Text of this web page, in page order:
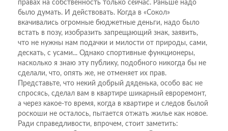
правах на собственность только сейчас. Раньше надо
было думать. И действовать. Когда в «Сокол»
вкачивались огромные бюджетные деньги, надо было
встать в позу, изобразить запрещающий знак, заявить,
что не нужны нам подачки и милости от природы, сами,
дескать, с усами... Однако спортивные функционеры,
насколько я знаю эту публику, подобного никогда бы не
сделали, что, опять же, не отменяет их прав.
Представьте, что некий добрый дяденька, особо вас не
спросясь, сделал вам в квартире шикарный евроремонт,
а через какое-то время, когда в квартире и следов былой
роскоши не осталось, пытается отжать жилье как новое.
Ради справедливости, впрочем, стоит заметить: